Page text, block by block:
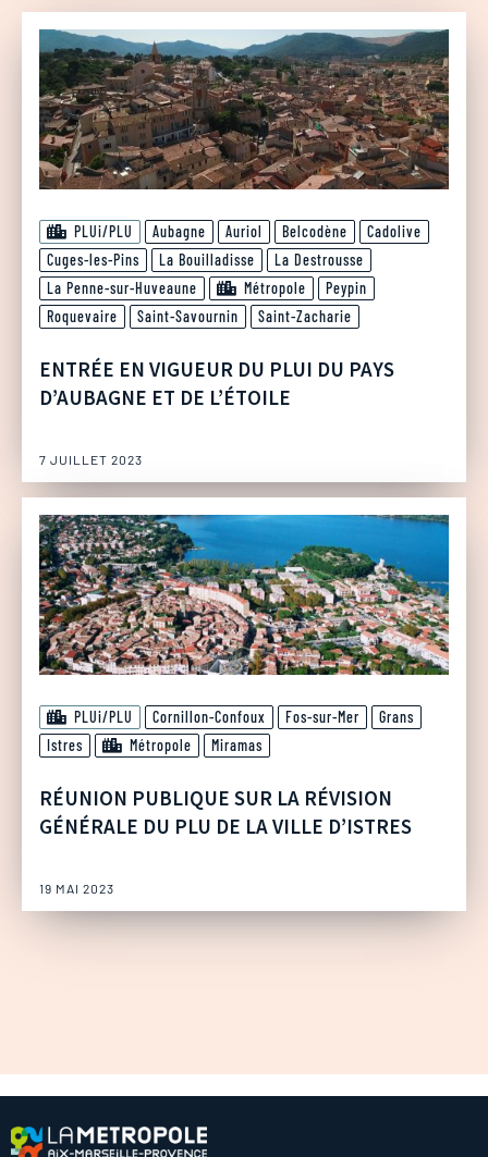
PLUi/PLU Aubagne Auriol Belcodène
Cadolive
Cuges-les-Pins
La Bouilladisse
La Destrousse
La Penne-sur-Huveaune
Métropole
Peypin
Roquevaire
Saint-Savournin Saint-Zacharie
ENTRÉE EN VIGUEUR DU PLUI DU PAYS
D’AUBAGNE ET DE L’ÉTOILE
7 JUILLET 2023
PLUi/PLU Cornillon-Confoux Fos-sur-Mer
Grans
Istres
Métropole Miramas
RÉUNION PUBLIQUE SUR LA RÉVISION
GÉNÉRALE DU PLU DE LA VILLE D’ISTRES
19 MAI 2023